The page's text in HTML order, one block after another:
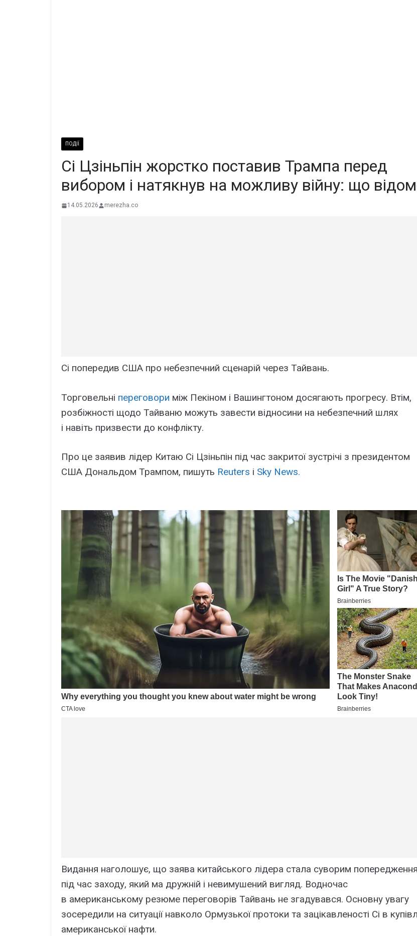
ПОДІЇ
Сі Цзіньпін жорстко поставив Трампа перед
вибором і натякнув на можливу війну: що
14.05.2026 merezha.co
Сі попередив США про небезпечний сценарій через Тайвань.
Торговельні переговори між Пекіном і Вашингтоном досягають прогресу. Втім,
розбіжності щодо Тайваню можуть завести відносини на небезпечний шлях
і навіть призвести до конфлікту.
Про це заявив лідер Китаю Сі Цзіньпін під час закритої зустрічі з президентом
США Дональдом Трампом, пишуть Reuters і Sky News.
Видання наголошує, що заява китайського лідера стала суворим
під час заходу, який ма дружній і невимушений вигляд. Водночас
в американському резюме переговорів Тайвань не згадувався. Основну увагу
зосередили на ситуації навколо Ормузької протоки та зацікавленості Сі в
американської нафти.